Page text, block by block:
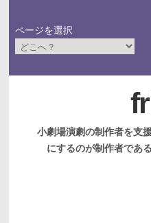
ページを選択
小劇場演劇の制作者を支
にするのが制作者であ